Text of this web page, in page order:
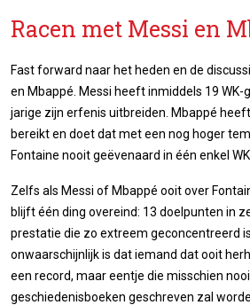
Racen met Messi en
Fast forward naar het heden en de
en Mbappé. Messi heeft inmiddels 19 WK-
jarige zijn erfenis uitbreiden. Mbappé
bereikt en doet dat met een nog hoger
Fontaine nooit geëvenaard in één enkel WK.
Zelfs als Messi of Mbappé ooit over
blijft één ding overeind: 13 doelpunten in
prestatie die zo extreem geconcentreerd
onwaarschijnlijk is dat iemand dat ooit
een record, maar eentje die misschien
geschiedenisboeken geschreven zal